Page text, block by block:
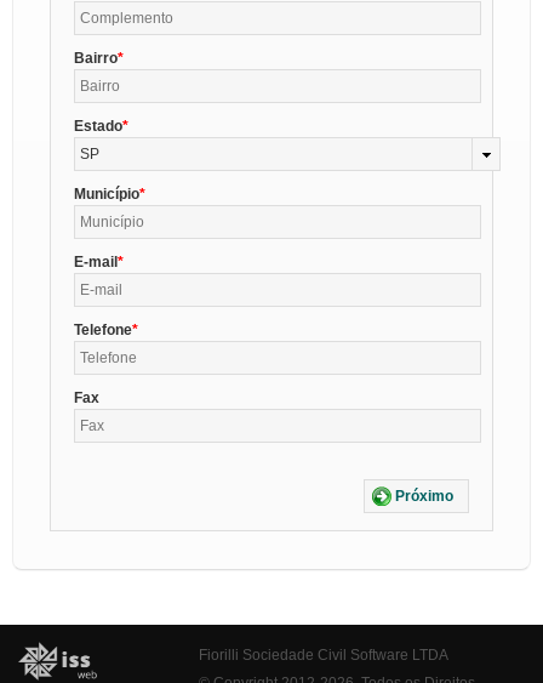
Bairro
Estado
SP
Município
E-mail
Telefone
Fax
Próximo
Fiorilli Sociedade Civil Software LTDA